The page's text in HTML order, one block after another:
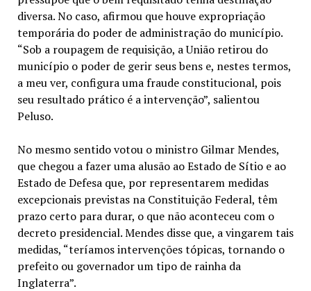
diversa. No caso, afirmou que houve expropriação
temporária do poder de administração do município.
“Sob a roupagem de requisição, a União retirou do
município o poder de gerir seus bens e, nestes termos,
a meu ver, configura uma fraude constitucional, pois
seu resultado prático é a intervenção”, salientou
Peluso.
No mesmo sentido votou o ministro Gilmar Mendes,
que chegou a fazer uma alusão ao Estado de Sítio e ao
Estado de Defesa que, por representarem medidas
excepcionais previstas na Constituição Federal, têm
prazo certo para durar, o que não aconteceu com o
decreto presidencial. Mendes disse que, a vingarem tais
medidas, “teríamos intervenções tópicas, tornando o
prefeito ou governador um tipo de rainha da
Inglaterra”.